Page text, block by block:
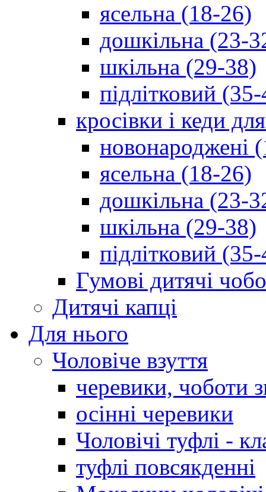
ясельна (18-26)
дошкільна (23-
шкільна (29-38)
підлітковий
кросівки і кеди
новонароджені
ясельна (18-26)
дошкільна (23-
шкільна (29-38)
підлітковий
Гумові дитячі
Дитячі капці
Для нього
Чоловіче взуття
черевики, чоботи
осінні черевики
Чоловічі туфлі -
туфлі повсякденні